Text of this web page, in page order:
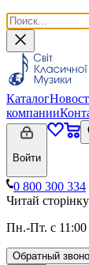
Каталог
компании
Войти
0 800 300 334
Читай
Пн.-Пт. с 11:00
Обратный